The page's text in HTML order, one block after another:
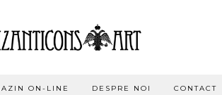
ON-LINE DESPRE NOI CONTACT